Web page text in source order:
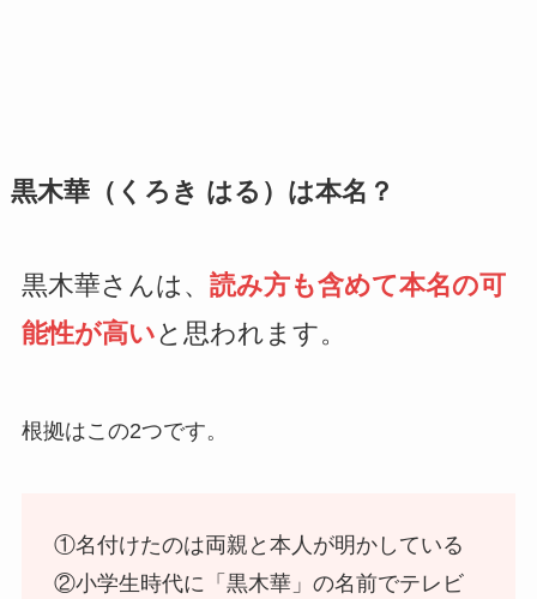
黒木華（くろき はる）は本名？
黒木華さんは、 読み方も含めて本名の可
能性が高いと思われます。
根拠はこの2つです。
①名付けたのは両親と本人が明かしている
②小学生時代に「黒木華」の名前でテレビ